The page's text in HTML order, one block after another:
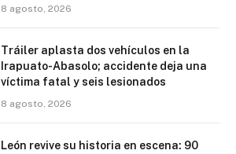
8 agosto, 2026
Tráiler aplasta dos vehículos en la
Irapuato-Abasolo; accidente deja una
víctima fatal y seis lesionados
8 agosto, 2026
León revive su historia en escena: 90